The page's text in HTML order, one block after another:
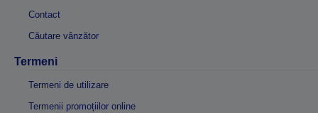
Contact
Căutare vânzător
Termeni
Termeni de utilizare
Termenii promoțiilor online